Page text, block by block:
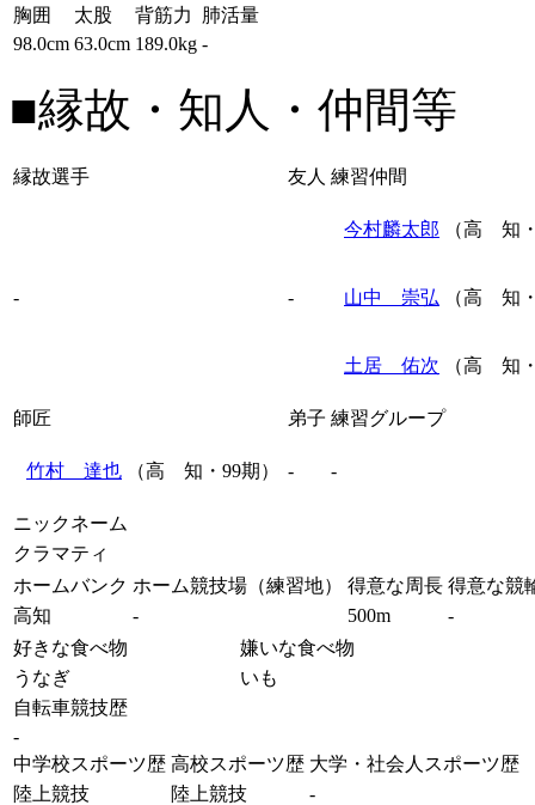
胸囲
太股 背筋力
肺活量
98.0cm 63.0cm 189.0kg -
■縁故・知人・仲間等
縁故選手 友人 練習仲間
- -
今村麟太郎 （高 知
山中 崇弘 （高 知
土居 佑次 （高 知
師匠 弟子 練習グループ
竹村 達也 （高 知・99期） - -
ニックネーム
クラマティ
ホームバンク ホーム競技場（練習地） 得意な周長 得意な競
高知
- 500m
-
好きな食べ物
嫌いな食べ物
うなぎ
いも
自転車競技歴
-
中学校スポーツ歴 高校スポーツ歴 大学・社会人スポーツ歴
陸上競技
陸上競技
-